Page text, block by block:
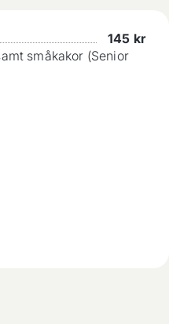
145 kr
småkakor (Senior